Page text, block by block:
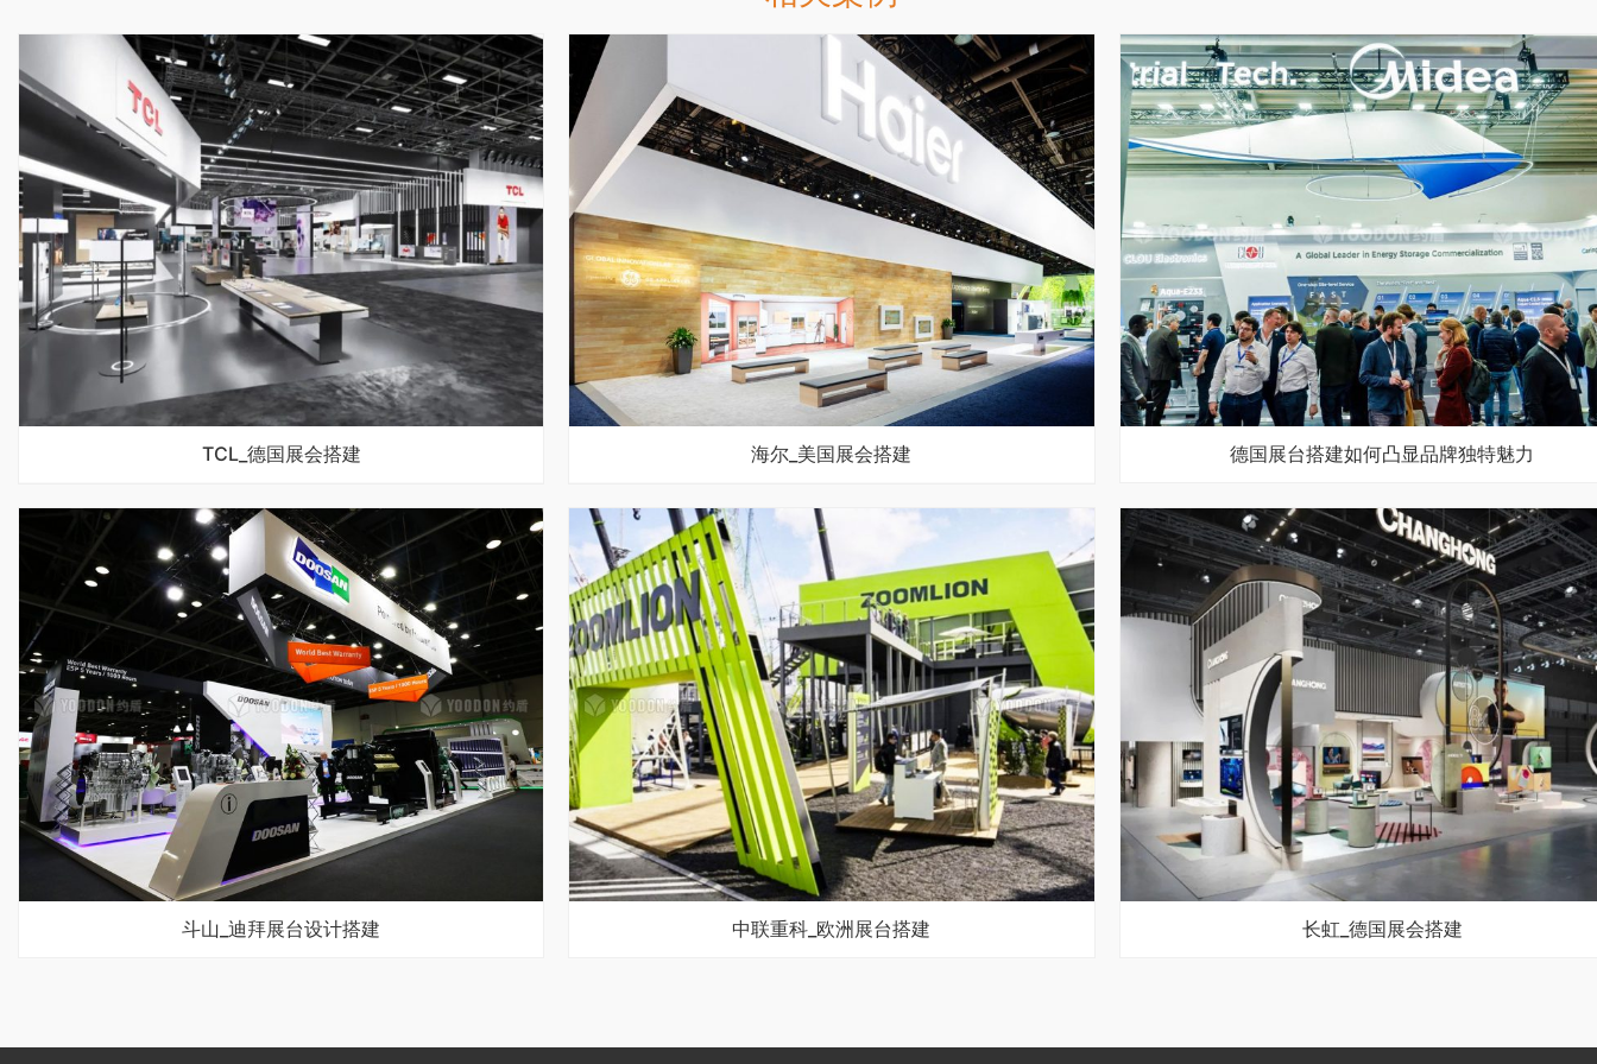
TCL_德国展会搭建 海尔_美国展会搭建 德国展台搭建如何凸显品牌独特魅力
斗山_迪拜展台设计搭建 中联重科_欧洲展台搭建 长虹_德国展会搭建